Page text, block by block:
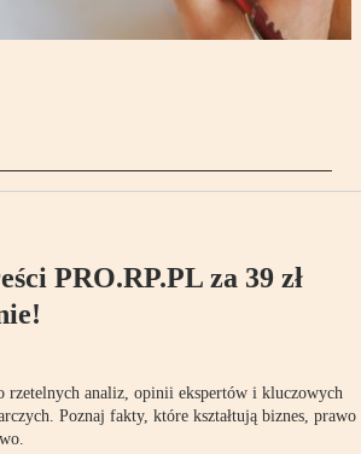
PRO.RP.PL za 39 zł
rzetelnych analiz, opinii ekspertów i kluczowych
Poznaj fakty, które kształtują biznes, prawo